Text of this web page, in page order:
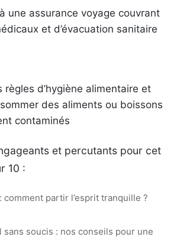
une assurance voyage couvrant
et d’évacuation sanitaire
règles d’hygiène alimentaire et
des aliments ou boissons
contaminés
et percutants pour cet
10 :
comment partir l’esprit tranquille ?
sans soucis : nos conseils pour une